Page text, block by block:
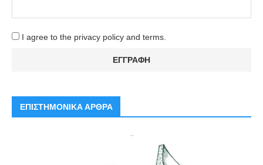
I agree to the privacy policy and terms.
ΕΠΙΣΤΗΜΟΝΙΚΑ ΑΡΘΡΑ